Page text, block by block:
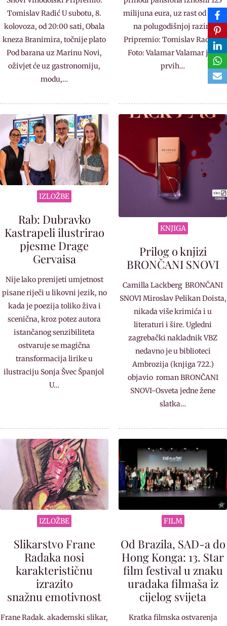
Tomislav Radić U subotu, 8.
kolovoza, od 20:00 sati, Obala
kneza Branimira, točnije plato
Pod barana uz Marinu Novi,
oživjet će uz gastronomiju,
modu,…
milijuna eura, uz rast od 10%
na polugodišnjoj razini
Pripremio: Tomislav Radić –
Foto: Valamar Valamar je u
prvih…
IZLOŽBE
Rab: Dubravko
Kastrapeli ilustrirao
pjesme Drage
Gervaisa
Nije lako prenijeti umjetnost
pisane riječi u likovni jezik, no
kada je poezija toliko živa i
scenična, kroz potez autora
istančanog senzibiliteta
ostvaruje se magična
transformacija lirike u
ilustraciju Sonja Švec Španjol
U…
KNJIGA
Prilog o knjizi
BRONČANI SNOVI
Camilla Lackberg BRONČANI
SNOVI Miroslav Pelikan Doista,
nikada više krimića i u
literaturi i šire. Ugledni
zagrebački nakladnik VBZ
nedavno je u biblioteci
Ambrozija (knjiga 722.)
objavio roman BRONČANI
SNOVI-Osveta jedne žene
slatka…
IZLOŽBE
Slikarstvo Frane
Radaka nosi
karakterističnu
izrazito
snažnu emotivnost
Frane Radak. akademski slikar,
FILM
Od Brazila, SAD-a do
Hong Konga: 13. Star
film festival u znaku
uradaka filmaša iz
cijelog svijeta
Kratka filmska ostvarenja